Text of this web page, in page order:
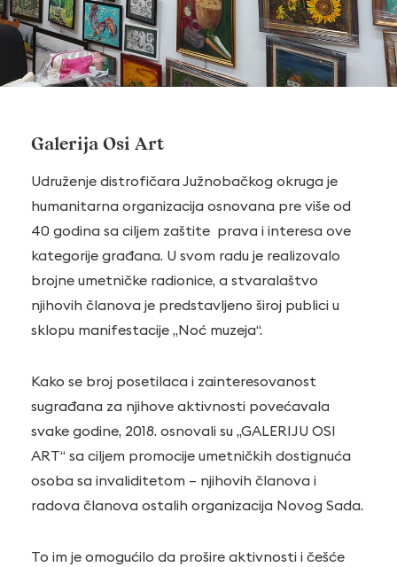
Galerija Osi Art
Udruženje distrofičara Južnobačkog okruga je
humanitarna organizacija osnovana pre više od
40 godina sa ciljem zaštite prava i interesa ove
kategorije građana. U svom radu je realizovalo
brojne umetničke radionice, a stvaralaštvo
njihovih članova je predstavljeno široj publici u
sklopu manifestacije „Noć muzeja“.
Kako se broj posetilaca i zainteresovanost
sugrađana za njihove aktivnosti povećavala
svake godine, 2018. osnovali su „GALERIJU OSI
ART“ sa ciljem promocije umetničkih dostignuća
osoba sa invaliditetom – njihovih članova i
radova članova ostalih organizacija Novog Sada.
To im je omogućilo da prošire aktivnosti i češće